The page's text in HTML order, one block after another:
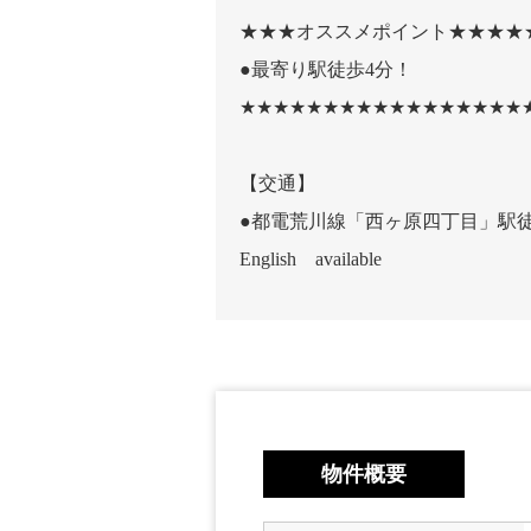
★★★オススメポイント
●最寄り駅徒歩4分！
【交通】
●都電荒川線「西ヶ原四丁目」駅
English available
物件概要